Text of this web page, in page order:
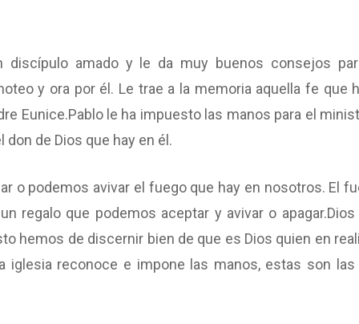
amado y le da muy buenos consejos
y ora por él. Le trae a la memoria aquella fe que
Eunice.Pablo le ha impuesto las manos para el
de Dios que hay en él.
o podemos avivar el fuego que hay en nosotros. El
regalo que podemos aceptar y avivar o
hemos de discernir bien de que es Dios quien en
iglesia reconoce e impone las manos, estas son las